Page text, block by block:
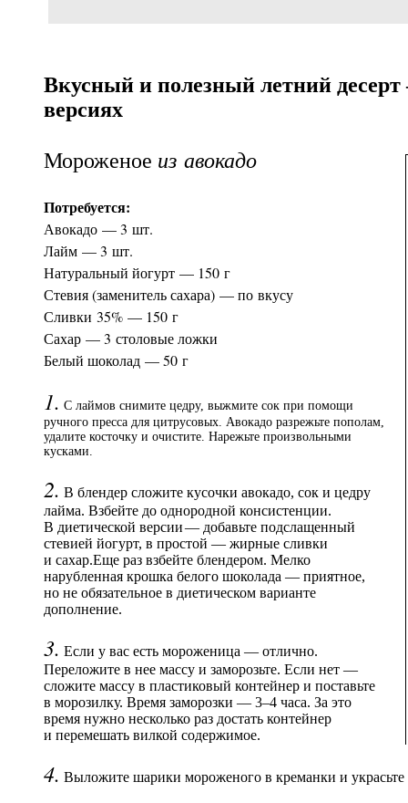
Вкусный и полезный летний
версиях
Мороженое из авокадо
Потребуется:
Авокадо — 3 шт.
Лайм — 3 шт.
Натуральный йогурт — 150 г
Стевия (заменитель сахара) — по вкусу
Сливки 35% — 150 г
Сахар — 3 столовые ложки
Белый шоколад — 50 г
1. С лаймов снимите цедру, выжмите сок при помощи
ручного пресса для цитрусовых. Авокадо разрежьте пополам,
удалите косточку и очистите. Нарежьте произвольными
кусками.
2. В блендер сложите кусочки авокадо, сок и цедру
лайма. Взбейте до однородной консистенции.
В диетической версии — добавьте подслащенный
стевией йогурт, в простой — жирные сливки
и сахар.Еще раз взбейте блендером. Мелко
нарубленная крошка белого шоколада — приятное,
но не обязательное в диетическом варианте
дополнение.
3. Если у вас есть мороженица — отлично.
Переложите в нее массу и заморозьте. Если нет —
сложите массу в пластиковый контейнер и поставьте
в морозилку. Время заморозки — 3–4 часа. За это
время нужно несколько раз достать контейнер
и перемешать вилкой содержимое.
4. Выложите шарики мороженого в креманки и